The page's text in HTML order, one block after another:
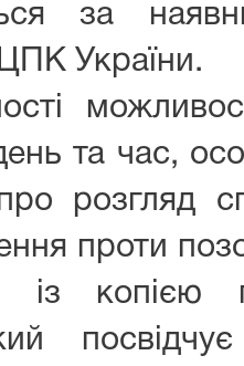
за
ЦПК України.
та час,
розгляд
проти
із копією